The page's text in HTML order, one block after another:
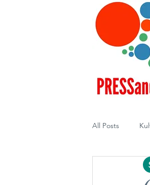
All Posts
Diplomacija